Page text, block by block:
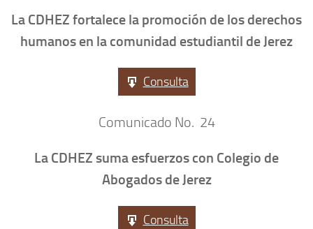
La CDHEZ fortalece la promoción de los derechos
humanos en la comunidad estudiantil de Jerez
Consulta
Comunicado No. 24
La CDHEZ suma esfuerzos con Colegio de
Abogados de Jerez
Consulta